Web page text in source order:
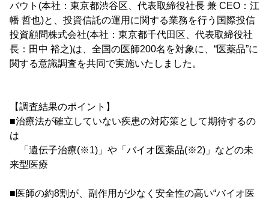
バウト(本社：東京都渋谷区、代表取締役社長 兼 CEO：江
幡 哲也)と、投資信託の運用に関する業務を行う国際投信
投資顧問株式会社(本社：東京都千代田区、代表取締役社
長：田中 裕之)は、全国の医師200名を対象に、“医薬品”に
関する意識調査を共同で実施いたしました。
【調査結果のポイント】
■治療法が確立していない疾患の対応策として期待するの
は
「遺伝子治療(※1)」や「バイオ医薬品(※2)」などの未
来型医療
■医師の約8割が、副作用が少なく安全性の高い“バイオ医